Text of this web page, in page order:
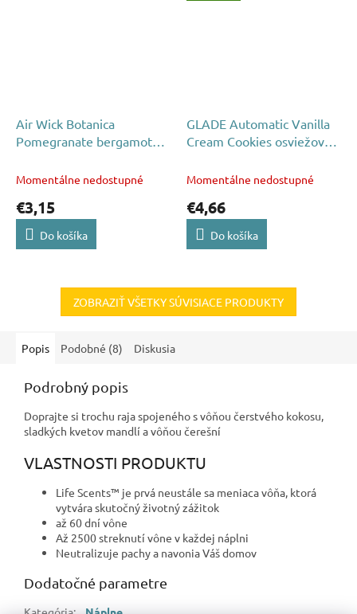
Air Wick Botanica
Pomegranate bergamot
Momentálne nedostupné
€3,15
Do košíka
GLADE Automatic Vanilla
Cream Cookies osviežovač
Momentálne nedostupné
€4,66
Do košíka
ZOBRAZIŤ VŠETKY SÚVISIACE PRODUKTY
Popis Podobné (8) Diskusia
Podrobný popis
Doprajte si trochu raja spojeného s vôňou čerstvého kokosu,
sladkých kvetov mandlí a vôňou čerešní
VLASTNOSTI PRODUKTU
Life Scents™ je prvá neustále sa meniaca vôňa, ktorá
vytvára skutočný životný zážitok
až 60 dní vône
Až 2500 streknutí vône v každej náplni
Neutralizuje pachy a navonia Váš domov
Dodatočné parametre